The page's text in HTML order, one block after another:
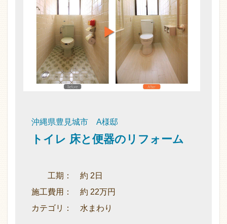
沖縄県豊見城市 A様邸
トイレ 床と便器のリフォーム
工期： 約 2日
施工費用： 約 22万円
カテゴリ： 水まわり